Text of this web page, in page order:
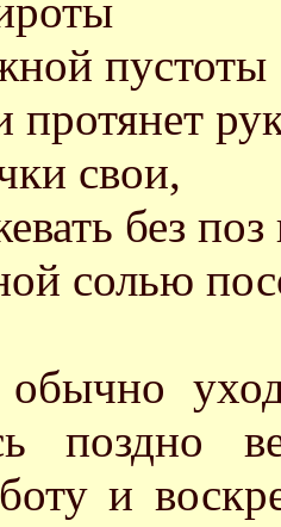
пустоты
протянет
свои,
без
солью
поздно
и